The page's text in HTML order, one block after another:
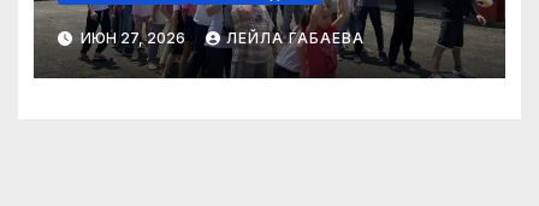
ИЮН 27, 2026 ЛЕЙЛА ГАБАЕВА